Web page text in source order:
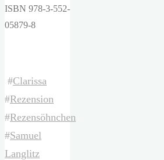
ISBN 978-3-552-
05879-8
#Clarissa
#Rezension
#Rezensöhnchen
#Samuel
Langlitz